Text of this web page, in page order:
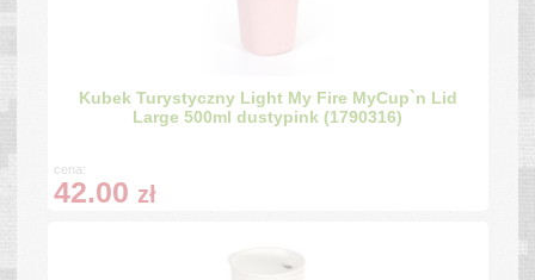
Kubek Turystyczny Light My Fire MyCup`n Lid
Large 500ml dustypink (1790316)
cena:
42.00 zł